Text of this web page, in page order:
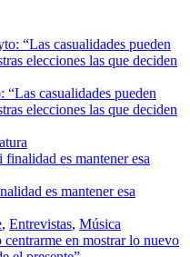
casualidades pueden
elecciones las que deciden
es mantener esa
, Entrevistas, Música